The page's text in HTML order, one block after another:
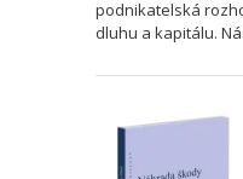
podnikatelská
dluhu a kapitálu.